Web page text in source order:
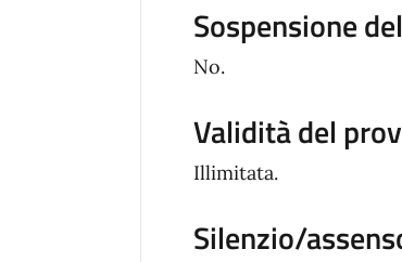
Sospensione
No.
Validità del
Illimitata.
Silenzio/